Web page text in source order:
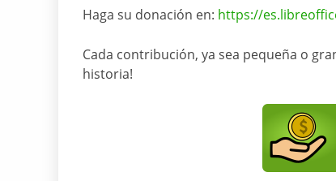
Haga su donación en: https://
Cada contribución, ya sea pequeña o
historia!